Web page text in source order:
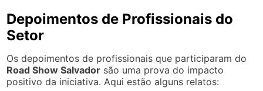
Depoimentos de Profissionais do
Setor
Os depoimentos de profissionais que participaram do
Road Show Salvador são uma prova do impacto
positivo da iniciativa. Aqui estão alguns relatos: